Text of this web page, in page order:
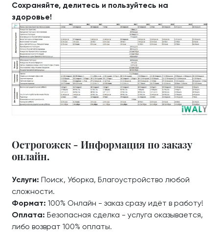
Сохраняйте, делитесь и пользуйтесь на
здоровье!
Острогожск - Информация по заказу
онлайн.
Услуги: Поиск, Уборка, Благоустройство любой
сложности.
Формат: 100% Онлайн - заказ сразу идёт в работу!
Оплата: Безопасная сделка - услуга оказывается,
либо возврат 100% оплаты.